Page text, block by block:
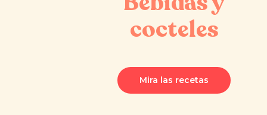
cocteles
Mira las recetas